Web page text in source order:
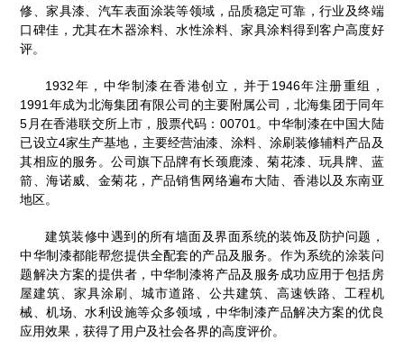
修、家具漆、汽车表面涂装等领域，品质稳定可靠，行业及终端
口碑佳，尤其在木器涂料、水性涂料、家具涂料得到客户高度好
评。
1932年，中华制漆在香港创立，并于1946年注册重组，
1991年成为北海集团有限公司的主要附属公司，北海集团于同年
5月在香港联交所上市，股票代码：00701。中华制漆在中国大陆
已设立4家生产基地，主要经营油漆、涂料、涂刷装修辅料产品及
其相应的服务。公司旗下品牌有长颈鹿漆、菊花漆、玩具牌、蓝
箭、海诺威、金菊花，产品销售网络遍布大陆、香港以及东南亚
地区。
建筑装修中遇到的所有墙面及界面系统的装饰及防护问题，
中华制漆都能帮您提供全配套的产品及服务。作为系统的涂装问
题解决方案的提供者，中华制漆将产品及服务成功应用于包括房
屋建筑、家具涂刷、城市道路、公共建筑、高速铁路、工程机
械、机场、水利设施等众多领域，中华制漆产品解决方案的优良
应用效果，获得了用户及社会各界的高度评价。